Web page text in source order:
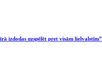
izdodas uzspēlēt pret visām lielvalstīm”